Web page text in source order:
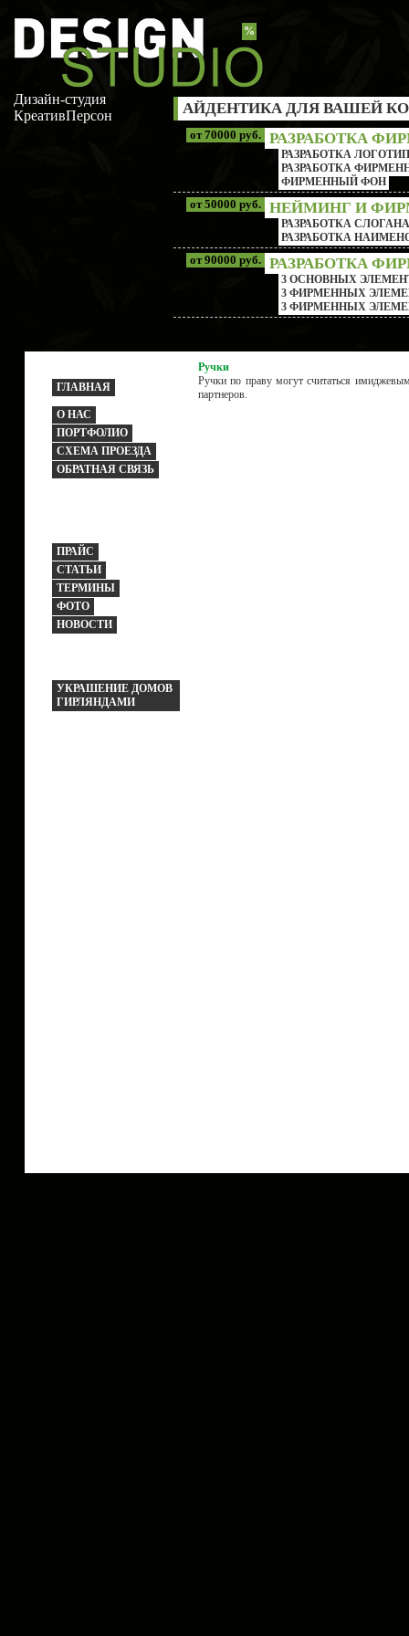
Дизайн-студия
КреативПерсон
%
АЙДЕНТИКА ДЛЯ ВАШЕЙ
РАЗРАБОТКА
РАЗРАБОТКА
РАЗРАБОТКА
ФИРМЕННЫЙ ФОН
от 70000 руб.
НЕЙМИНГ И
РАЗРАБОТКА
РАЗРАБОТКА
от 50000 руб.
РАЗРАБОТКА
3 ОСНОВНЫХ
3 ФИРМЕННЫХ
3 ФИРМЕННЫХ
от 90000 руб.
ГЛАВНАЯ
О НАС
ПОРТФОЛИО
СХЕМА ПРОЕЗДА
ОБРАТНАЯ СВЯЗЬ
ПРАЙС
СТАТЬИ
ТЕРМИНЫ
ФОТО
НОВОСТИ
УКРАШЕНИЕ ДОМОВ
ГИРЛЯНДАМИ
Ручки
Ручки по праву могут считаться
партнеров.